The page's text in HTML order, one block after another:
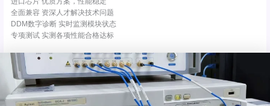
全面兼容 资深人才解决技术问题
DDM数字诊断 实时监测模块状态
专项测试 实测各项性能合格达标